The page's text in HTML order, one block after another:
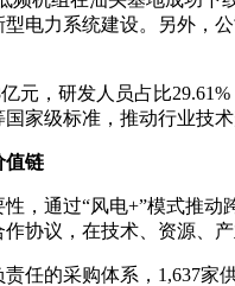
电力系统建设。另外，
元，研发人员占比
家级标准，推动行业技术
值链
，通过“风电+”模式推
协议，在技术、资源、
任的采购体系，1,637家